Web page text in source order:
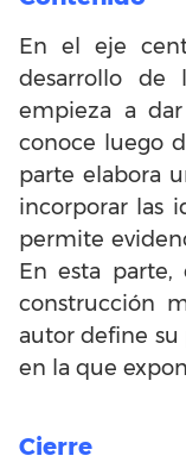
En el eje
desarrollo de
empieza a
conoce luego
parte elabora
incorporar las
permite
En esta parte,
construcción
autor define
en la que
Cierre